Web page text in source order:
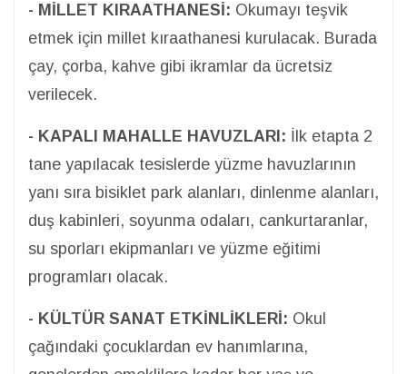
- MİLLET KIRAATHANESİ: Okumayı teşvik
etmek için millet kıraathanesi kurulacak. Burada
çay, çorba, kahve gibi ikramlar da ücretsiz
verilecek.
- KAPALI MAHALLE HAVUZLARI: İlk etapta 2
tane yapılacak tesislerde yüzme havuzlarının
yanı sıra bisiklet park alanları, dinlenme alanları,
duş kabinleri, soyunma odaları, cankurtaranlar,
su sporları ekipmanları ve yüzme eğitimi
programları olacak.
- KÜLTÜR SANAT ETKİNLİKLERİ: Okul
çağındaki çocuklardan ev hanımlarına,